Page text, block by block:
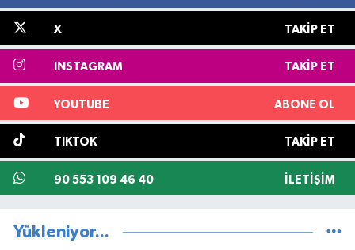
X TAKIP ET
INSTAGRAM TAKIP ET
YOUTUBE ABONE OL
TIKTOK TAKIP ET
90 553 109 46 40 İLETIŞIM
Yükleniyor...